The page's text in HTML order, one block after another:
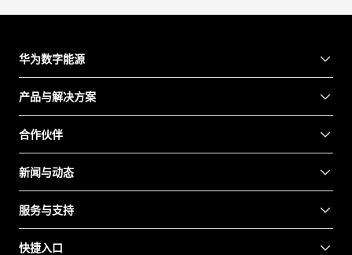
华为数字能源
产品与解决方案
合作伙伴
新闻与动态
服务与支持
快捷入口